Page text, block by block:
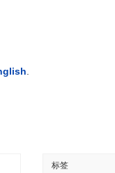
标签